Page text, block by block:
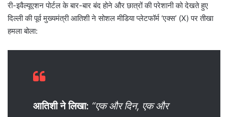
री-इवैल्यूएशन पोर्टल के बार-बार बंद होने और छात्रों की परेशानी को देखते हुए
दिल्ली की पूर्व मुख्यमंत्री आतिशी ने सोशल मीडिया प्लेटफॉर्म ‘एक्स’ (X) पर तीखा
हमला बोला:
आतिशी ने लिखा: “एक और दिन, एक और